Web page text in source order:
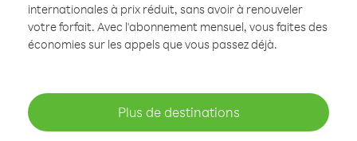
internationales à prix réduit, sans avoir à renouveler
votre forfait. Avec l'abonnement mensuel, vous faites des
économies sur les appels que vous passez déjà.
Plus de destinations